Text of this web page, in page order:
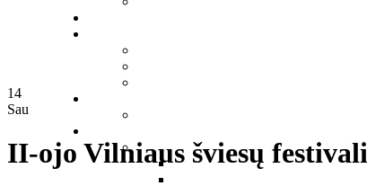
14
Sau
II-ojo Vilniaus šviesų